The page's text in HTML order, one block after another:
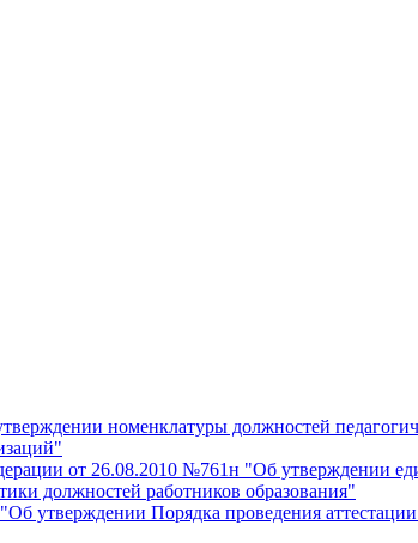
номенклатуры должностей
от 26.08.2010 №761н "Об утверждении
должностей работников образования"
Порядка проведения аттестации